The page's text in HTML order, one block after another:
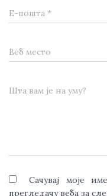
Е-пошта *
Веб место
Шта вам је на уму?
Сачувај моје
прегледачу веба за